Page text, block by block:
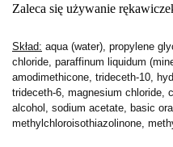
Zaleca się używanie
Skład: aqua (water), propylene
chloride, paraffinum liquidum
amodimethicone, trideceth-10,
trideceth-6, magnesium chloride,
alcohol, sodium acetate, basic
methylchloroisothiazolinone,